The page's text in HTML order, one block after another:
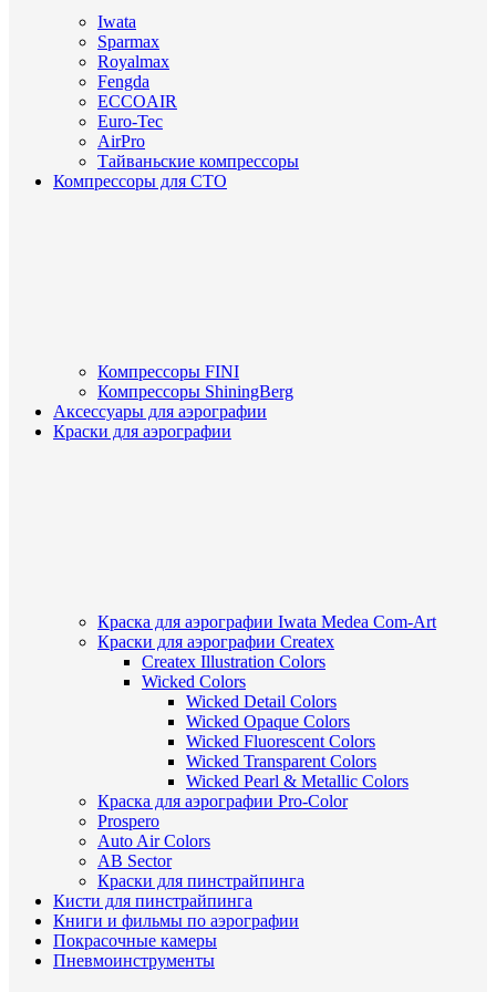
Iwata
Sparmax
Royalmax
Fengda
ECCOAIR
Euro-Tec
AirPro
Тайваньские компрессоры
Компрессоры для СТО
Компрессоры FINI
Компрессоры ShiningBerg
Аксессуары для аэрографии
Краски для аэрографии
Краска для аэрографии Iwata Medea Com-Art
Краски для аэрографии Createx
Createx Illustration Colors
Wicked Colors
Wicked Detail Colors
Wicked Opaque Colors
Wicked Fluorescent Colors
Wicked Transparent Colors
Wicked Pearl & Metallic Colors
Краска для аэрографии Pro-Color
Prospero
Auto Air Colors
AB Sector
Краски для пинстрайпинга
Кисти для пинстрайпинга
Книги и фильмы по аэрографии
Покрасочные камеры
Пневмоинструменты